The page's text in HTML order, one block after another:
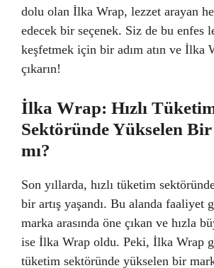
dolu olan İlka Wrap, lezzet arayan
edecek bir seçenek. Siz de bu enfes
keşfetmek için bir adım atın ve İlka
çıkarın!
İlka Wrap: Hızlı
Sektöründe Yükselen
mı?
Son yıllarda, hızlı tüketim
bir artış yaşandı. Bu alanda faaliyet
marka arasında öne çıkan ve hızla
ise İlka Wrap oldu. Peki, İlka Wrap
tüketim sektöründe yükselen bir